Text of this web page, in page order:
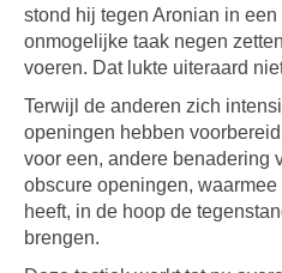
stond hij tegen Aronian in
onmogelijke taak negen
voeren. Dat lukte uiteraard
Terwijl de anderen zich
openingen hebben
voor een, andere benadering
obscure openingen,
heeft, in de hoop de
brengen.